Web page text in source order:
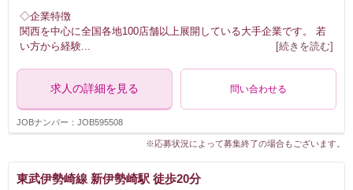
◇企業特徴
関西を中心に全国各地100店舗以上展開している大手企業です。 若
い方から経験
[続きを読む]
求人の詳細を見る 問い合わせる
JOBナンバー：JOB595508
※応募状況によって募集終了の場合もございます。
東武伊勢崎線 新伊勢崎駅 徒歩20分